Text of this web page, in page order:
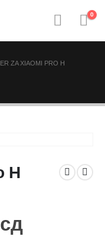
0
ZA XIAOMI PRO H
H